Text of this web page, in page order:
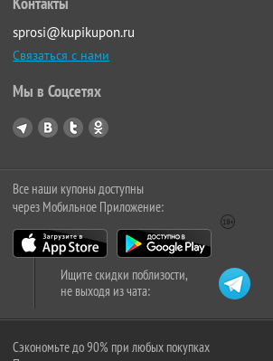
sprosi@kupikupon.ru
Связаться с нами
Мы в Соцсетях
Все наши купоны доступны
через Мобильное Приложение:
Ищите скидки поблизости,
не выходя из чата:
Сэкономьте до 90% при любых покупках